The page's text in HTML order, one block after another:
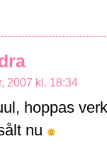
2007 kl. 18:34
hoppas
nu